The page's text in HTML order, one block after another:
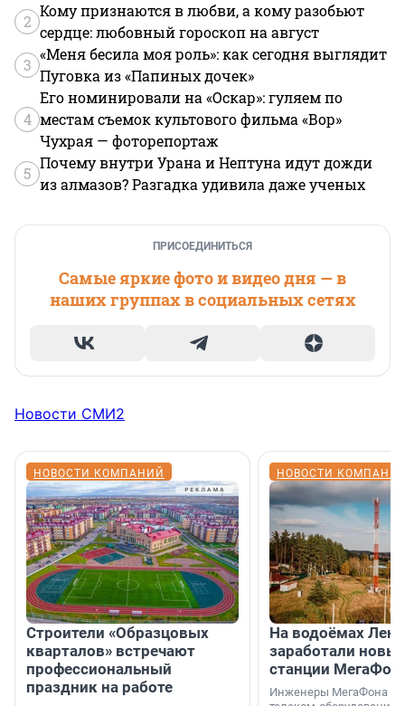
2
Кому признаются в любви, а кому разобьют
сердце: любовный гороскоп на август
3
«Меня бесила моя роль»: как сегодня выглядит
Пуговка из «Папиных дочек»
4
Его номинировали на «Оскар»: гуляем по
местам съемок культового фильма «Вор»
Чухрая — фоторепортаж
5
Почему внутри Урана и Нептуна идут дожди
из алмазов? Разгадка удивила даже ученых
ПРИСОЕДИНИТЬСЯ
Самые яркие фото и видео дня — в
наших группах в социальных сетях
Новости СМИ2
НОВОСТИ КОМПАНИЙ
Строители «Образцовых
кварталов» встречают
профессиональный
праздник на работе
НОВОСТИ
На водоёмах
заработали
станции
Инженеры МегаФона